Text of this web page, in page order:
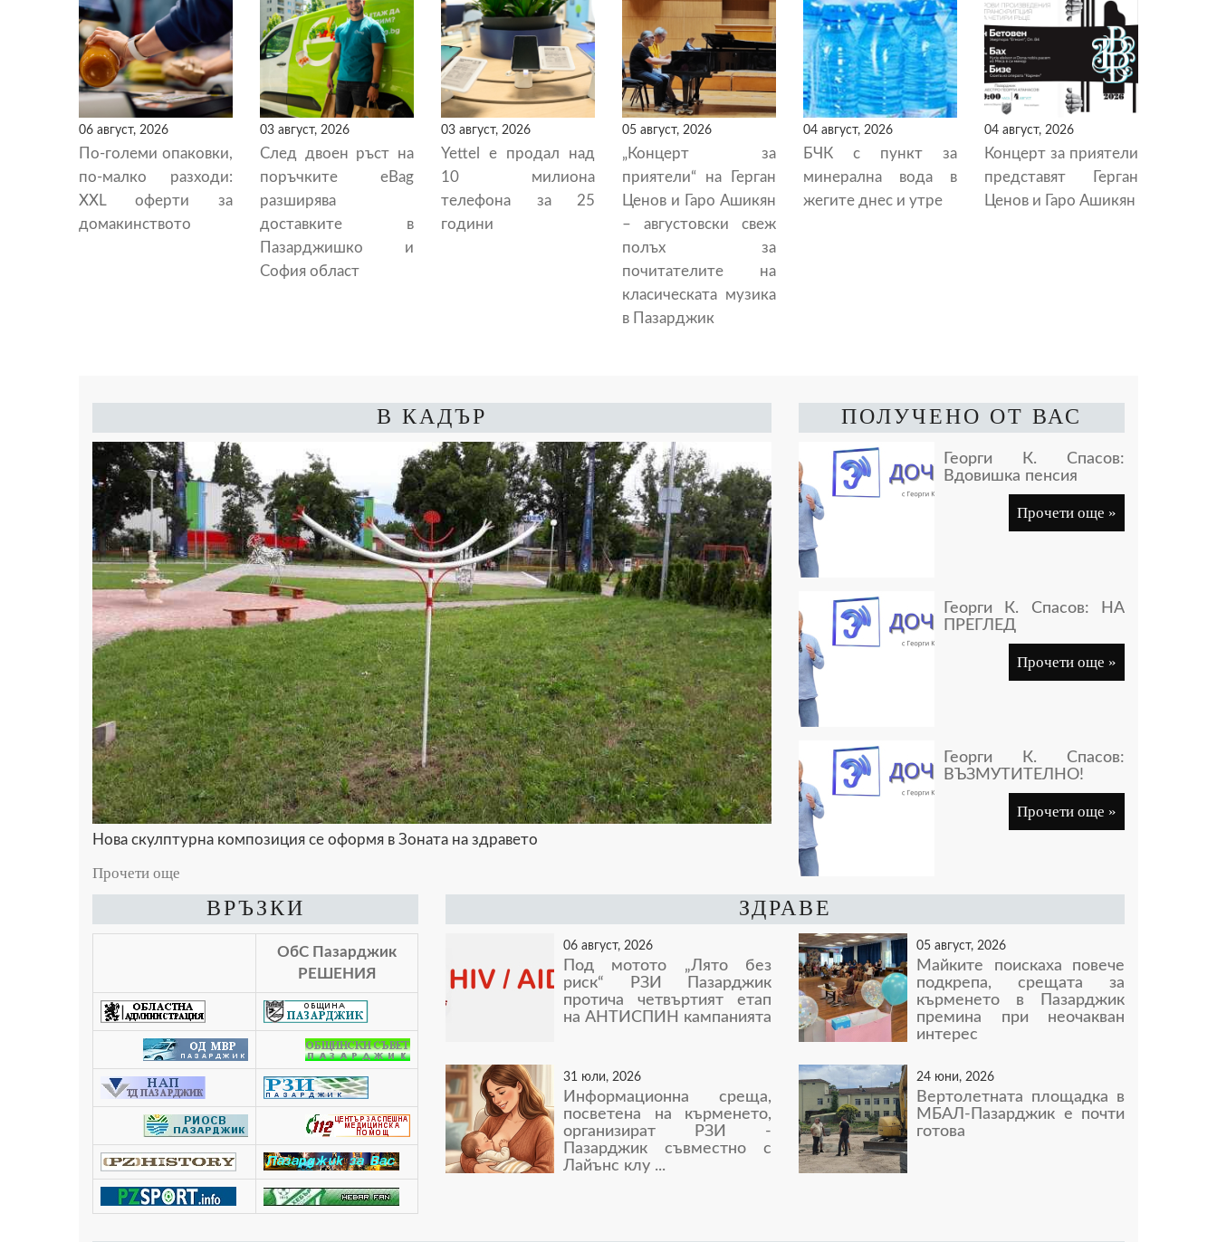
06 август, 2026
По-големи опаковки,
по-малко разходи:
XXL оферти за
домакинството
03 август, 2026
След двоен ръст на
поръчките eBag
разширява
доставките в
Пазарджишко и
София област
03 август, 2026
Yettel е продал над
10 милиона
телефона за 25
години
05 август, 2026
„Концерт за
приятели“ на Герган
Ценов и Гаро Ашикян
– августовски свеж
полъх за
почитателите на
класическата музика
в Пазарджик
04 август, 2026
БЧК с пункт за
минерална вода в
жегите днес и утре
04 август, 2026
Концерт за приятели
представят Герган
Ценов и Гаро Ашикян
В КАДЪР
Нова скулптурна композиция се оформя в Зоната на здравето
Прочети още
ПОЛУЧЕНО ОТ ВАС
Георги К. Спасов:
Вдовишка пенсия
Прочети още »
Георги К. Спасов: НА
ПРЕГЛЕД
Прочети още »
Георги К. Спасов:
ВЪЗМУТИТЕЛНО!
Прочети още »
ВРЪЗКИ
ОбС Пазарджик
РЕШЕНИЯ
ЗДРАВЕ
06 август, 2026
Под мотото „Лято без
риск“ РЗИ Пазарджик
протича четвъртият етап
на АНТИСПИН кампанията
05 август, 2026
Майките поискаха повече
подкрепа, срещата за
кърменето в Пазарджик
премина при неочакван
интерес
31 юли, 2026
Информационна среща,
посветена на кърменето,
организират РЗИ -
Пазарджик съвместно с
Лайънс клу ...
24 юни, 2026
Вертолетната площадка в
МБАЛ-Пазарджик е почти
готова